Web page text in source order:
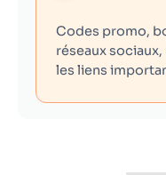
Codes promo,
réseaux
les liens